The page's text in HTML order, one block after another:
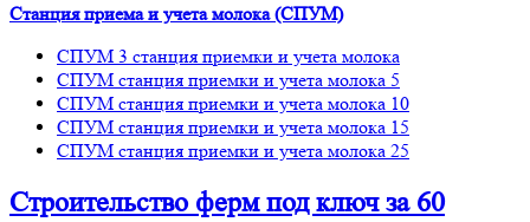
Станция приема и учета молока (СПУМ)
СПУМ 3 станция приемки и учета молока
СПУМ станция приемки и учета молока 5
СПУМ станция приемки и учета молока 10
СПУМ станция приемки и учета молока 15
СПУМ станция приемки и учета молока 25
Строительство фермпод ключ за 60